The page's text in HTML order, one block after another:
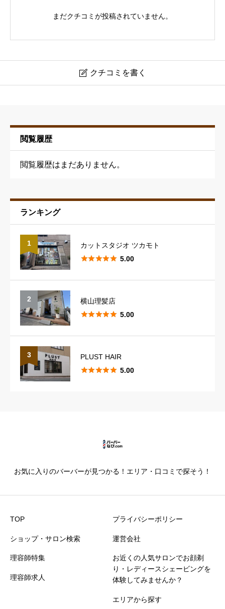
まだクチコミが投稿されていません。
 クチコミを書く
予約の取りやすさ
星の数をお選びください  
星の数をお選びください  
スタイリングのレパートリー
星の数をお選びください  

仕上がり満足度 必須
価格満足度
 
閲覧履歴
閲覧履歴はまだありません。
ランキング
1
カットスタジオ ツカモト
 5.00
2
横山理髪店
 5.00
3
PLUST HAIR
 5.00
お気に入りのバーバーが見つかる！エリア・口コミで探そう！
TOP
ショップ・サロン検索
理容師特集
理容師求人
プライバシーポリシー
運営会社
お近くの人気サロンでお顔剃
り・レディースシェービングを
体験してみませんか？
エリアから探す